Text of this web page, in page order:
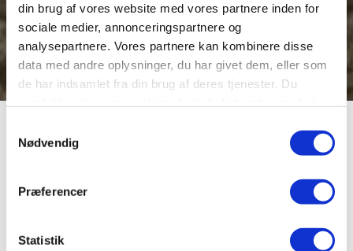
din brug af vores website med vores partnere inden for
sociale medier, annonceringspartnere og
analysepartnere. Vores partnere kan kombinere disse
data med andre oplysninger, du har givet dem, eller som
de har indsamlet fra din brug af deres tjenester. Du
Nødvendig
Præferencer
Statistik
Stænderforsamling (1834
I perioden 1834-48 var der under den danske konge fire
Danmark og en i hver af hertugdømmerne Slesvig og